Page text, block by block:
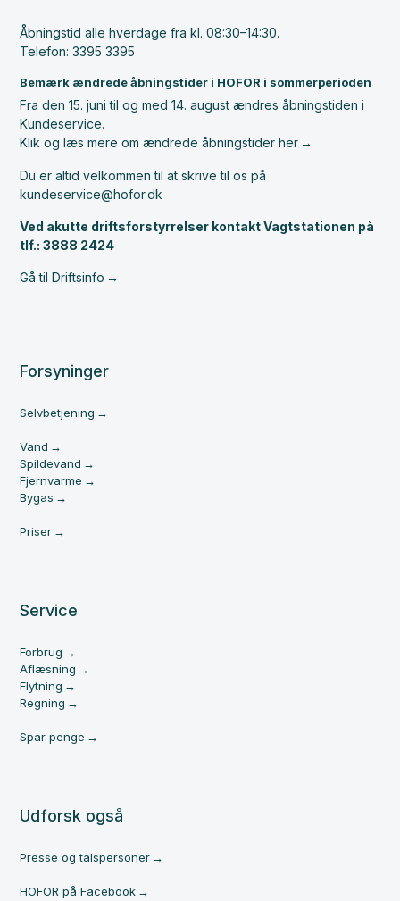
Åbningstid alle hverdage fra kl. 08:30–14:30.
Telefon: 3395 3395
Bemærk ændrede åbningstider i HOFOR i sommerperioden
Fra den 15. juni til og med 14. august ændres åbningstiden i
Kundeservice.
Klik og læs mere om ændrede åbningstider her
Du er altid velkommen til at skrive til os på
kundeservice@hofor.dk
Ved akutte driftsforstyrrelser kontakt Vagtstationen på
tlf.: 3888 2424
Gå til Driftsinfo
Forsyninger
Selvbetjening
Vand
Spildevand
Fjernvarme
Bygas
Priser
Service
Forbrug
Aflæsning
Flytning
Regning
Spar penge
Udforsk også
Presse og talspersoner
HOFOR på Facebook